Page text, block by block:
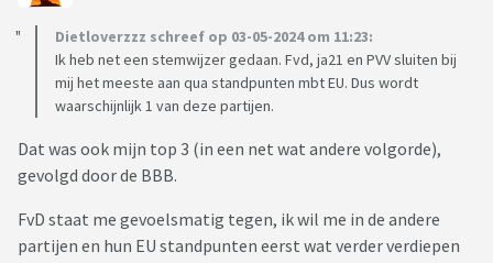
Dietloverzzz schreef op 03-05-2024 om 11:23:
Ik heb net een stemwijzer gedaan. Fvd, ja21 en PVV sluiten bij
mij het meeste aan qua standpunten mbt EU. Dus wordt
waarschijnlijk 1 van deze partijen.
Dat was ook mijn top 3 (in een net wat andere volgorde),
gevolgd door de BBB.
FvD staat me gevoelsmatig tegen, ik wil me in de andere
partijen en hun EU standpunten eerst wat verder verdiepen